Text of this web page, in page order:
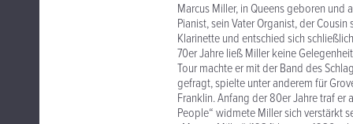
Marcus Miller, in Queens geboren
Pianist, sein Vater Organist, der
Klarinette und entschied sich
70er Jahre ließ Miller keine
Tour machte er mit der Band des
gefragt, spielte unter anderem für
Franklin. Anfang der 80er Jahre traf er
People“ widmete Miller sich verstärkt